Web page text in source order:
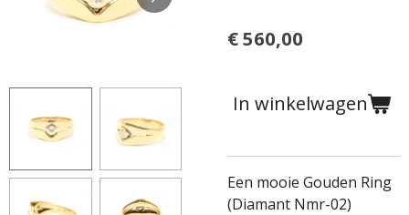
€ 560,00
In winkelwagen
Een mooie Gouden Ring
(Diamant Nmr-02)